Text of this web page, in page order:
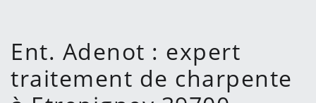
Ent. Adenot : expert
traitement de charpente